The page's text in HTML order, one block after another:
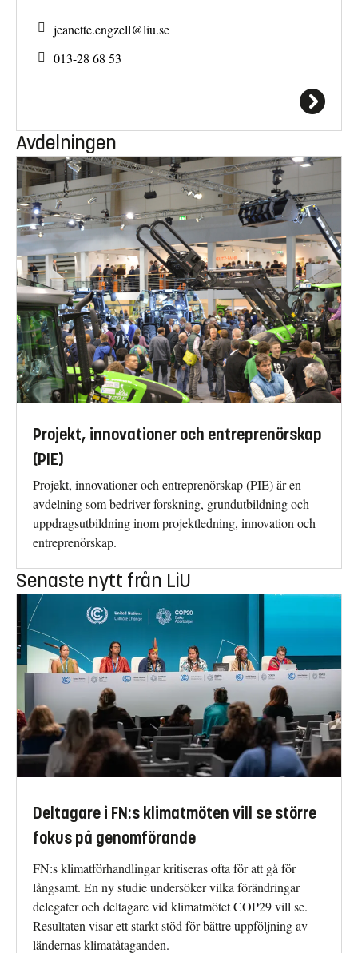
jeanette.engzell@liu.se
013-28 68 53
Avdelningen
Projekt, innovationer och entreprenörskap
(PIE)
Projekt, innovationer och entreprenörskap (PIE) är en
avdelning som bedriver forskning, grundutbildning och
uppdragsutbildning inom projektledning, innovation och
entreprenörskap.
Senaste nytt från LiU
Deltagare i FN:s klimatmöten vill se större
fokus på genomförande
FN:s klimatförhandlingar kritiseras ofta för att gå för
långsamt. En ny studie undersöker vilka förändringar
delegater och deltagare vid klimatmötet COP29 vill se.
Resultaten visar ett starkt stöd för bättre uppföljning av
ländernas klimatåtaganden.